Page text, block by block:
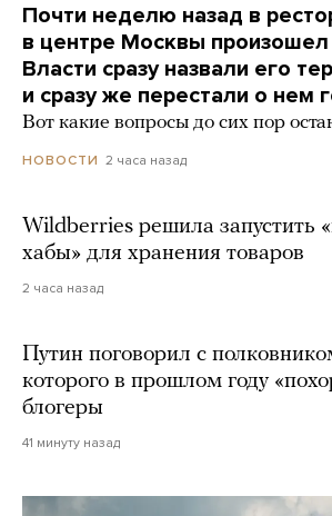
Почти неделю назад в
в центре Москвы произошел
Власти сразу назвали его
и сразу же перестали о нем
Вот какие вопросы до сих пор
НОВОСТИ 2 часа назад
Wildberries решила запустить
хабы» для хранения товаров
2 часа назад
Путин поговорил с
которого в прошлом году
блогеры
41 минуту назад